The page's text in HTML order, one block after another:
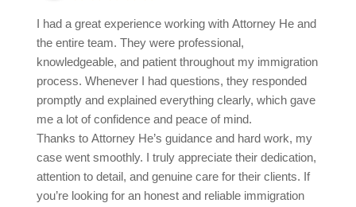
I had a great experience working with Attorney He and
the entire team. They were professional,
knowledgeable, and patient throughout my immigration
process. Whenever I had questions, they responded
promptly and explained everything clearly, which gave
me a lot of confidence and peace of mind.
Thanks to Attorney He’s guidance and hard work, my
case went smoothly. I truly appreciate their dedication,
attention to detail, and genuine care for their clients. If
you’re looking for an honest and reliable immigration